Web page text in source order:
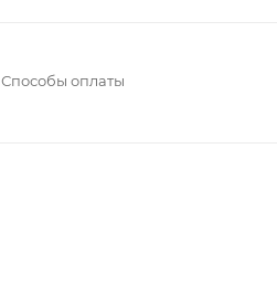
Способы оплаты